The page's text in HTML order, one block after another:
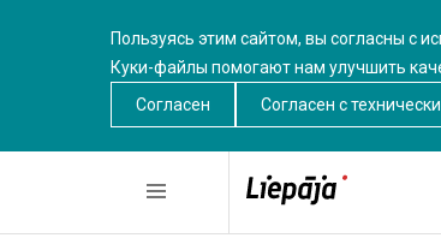
Пользуясь этим сайтом, вы согласны с
Куки-файлы помогают нам улучшить
Согласен
Согласен c